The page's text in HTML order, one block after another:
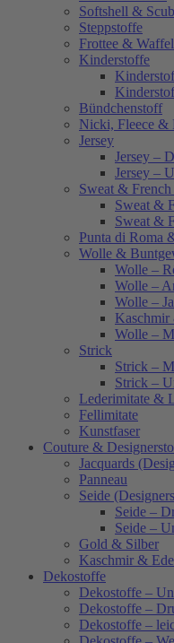
Softshell &
Steppstoffe
Frottee &
Kinderstoffe
Bündchenstoff
Nicki, Fleece &
Jersey
Jersey –
Jersey –
Sweat &
Sweat &
Sweat &
Punta di Roma
Wolle &
Wolle –
Wolle –
Wolle –
Kaschmir
Wolle –
Strick
Strick –
Strick –
Lederimitate &
Fellimitate
Kunstfaser
Couture &
Jacquards
Panneau
Seide
Seide –
Seide –
Gold & Silber
Kaschmir &
Dekostoffe
Dekostoffe –
Dekostoffe –
Dekostoffe –